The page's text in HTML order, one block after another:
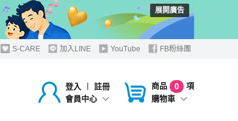
展開廣告
S-CARE 加入LINE YouTube FB粉絲團
登入 ︱
註冊
會員中心
商品 0
項
購物車